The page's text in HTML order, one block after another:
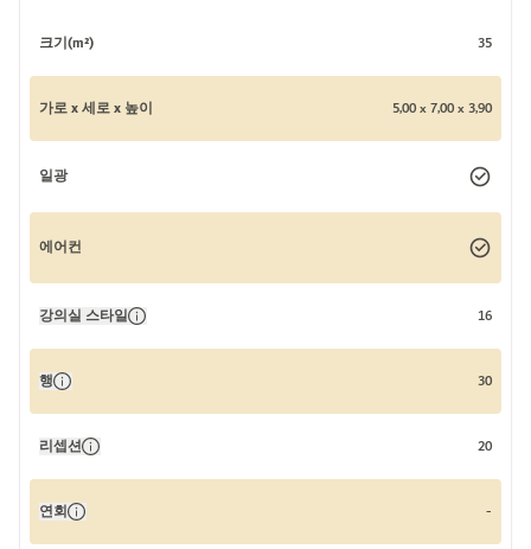
크기(m²) 35
가로 x 세로 x 높이 5,00 x 7,00 x 3,90
일광
에어컨
강의실 스타일 16
행 30
리셉션 20
연회 -